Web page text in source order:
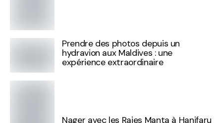
Prendre des photos depuis un
hydravion aux Maldives : une
expérience extraordinaire
Nager avec les Raies Manta à Hanifaru